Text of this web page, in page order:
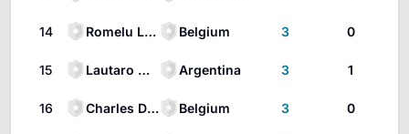
14 Romelu Lukaku Belgium 3 0
15 Lautaro Martínez Argentina 3 1
16 Charles De Ketelaere Belgium 3 0